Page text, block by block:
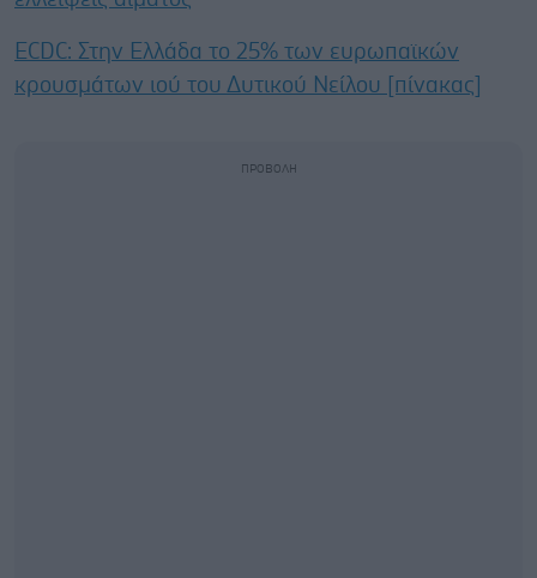
ECDC: Στην Ελλάδα το 25% των ευρωπαϊκών
κρουσμάτων ιού του Δυτικού Νείλου [πίνακας]